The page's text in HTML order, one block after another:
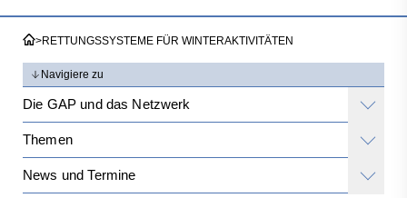
>RETTUNGSSYSTEME FÜR WINTERAKTIVITÄTEN
Navigiere zu
Die GAP und das Netzwerk
Themen
News und Termine